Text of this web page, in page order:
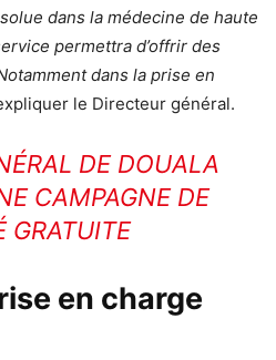
dans la médecine de haute
permettra d’offrir des
dans la prise en
le Directeur général.
DE DOUALA
CAMPAGNE DE
GRATUITE
en charge